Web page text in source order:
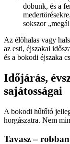
dobunk, és a
sokszor
Az élőhalas vagy
az esti, éjszakai
és a bokodi éjszaka
Időjárás,
sajátosságai
A bokodi hűtőtó
horgászatra. Nem
Tavasz –